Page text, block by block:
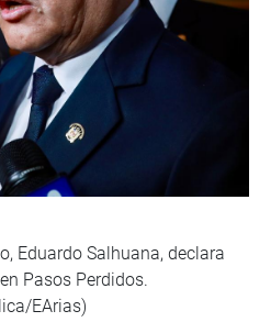
Eduardo Salhuana, declara
Pasos Perdidos.
EArias)